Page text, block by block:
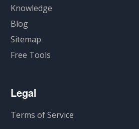
Knowledge
Blog
Sitemap
Free Tools
Legal
Terms of Service